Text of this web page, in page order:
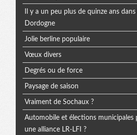
Il y a un peu plus de quinze ans
Dordogne
Jolie berline populaire
Vœux divers
Degrés ou de force
Paysage de saison
Vraiment de Sochaux ?
Automobile et élections municipales
une alliance LR-LFI ?